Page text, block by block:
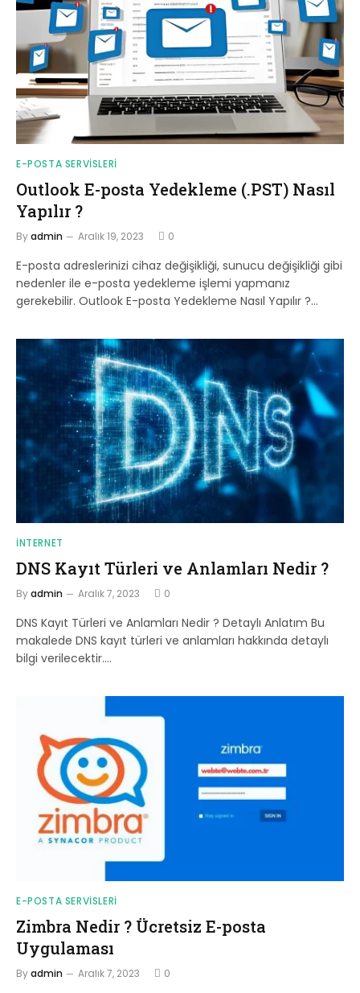
E-POSTA SERVISLERI
Outlook E-posta Yedekleme (.PST) Nasıl
Yapılır ?
Byadmin Aralık 19, 2023 0
E-posta adreslerinizi cihaz değişikliği, sunucu değişikliği gibi
nedenler ile e-posta yedekleme işlemi yapmanız
gerekebilir. Outlook E-posta Yedekleme Nasıl Yapılır ?…
İNTERNET
DNS Kayıt Türleri ve Anlamları Nedir ?
Byadmin Aralık 7, 2023 0
DNS Kayıt Türleri ve Anlamları Nedir ? Detaylı Anlatım Bu
makalede DNS kayıt türleri ve anlamları hakkında detaylı
bilgi verilecektir.…
E-POSTA SERVISLERI
Zimbra Nedir ? Ücretsiz E-posta
Uygulaması
Byadmin Aralık 7, 2023 0